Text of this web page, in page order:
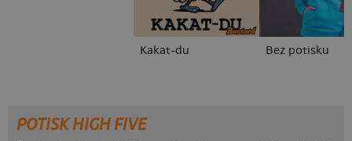
Kakat-du Bez potisku
POTISK HIGH FIVE